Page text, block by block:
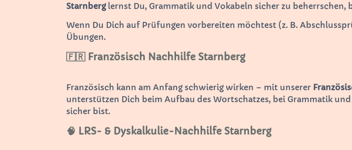
Starnberglernst Du, Grammatik und Vokabeln sicher zu beherrschen,
Wenn Du Dich auf Prüfungen vorbereiten möchtest (z. B.
Übungen.
🇫🇷 Französisch Nachhilfe Starnberg
Französisch kann am Anfang schwierig wirken – mit unserer
unterstützen Dich beim Aufbau des Wortschatzes, bei Grammatik
sicher bist.
🧠 LRS- & Dyskalkulie-Nachhilfe Starnberg